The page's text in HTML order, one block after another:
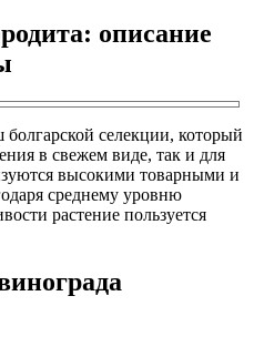
описание
селекции, который
в свежем виде, так и для
высокими товарными и
среднему уровню
растение пользуется